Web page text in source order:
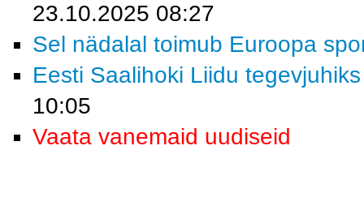
23.10.2025 08:27
Sel nädalal toimub Euroopa
Eesti Saalihoki Liidu
10:05
Vaata vanemaid uudiseid